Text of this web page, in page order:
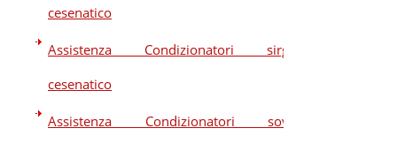
cesenatico
Assistenza Condizionatori sirge
cesenatico
Assistenza Condizionatori sova